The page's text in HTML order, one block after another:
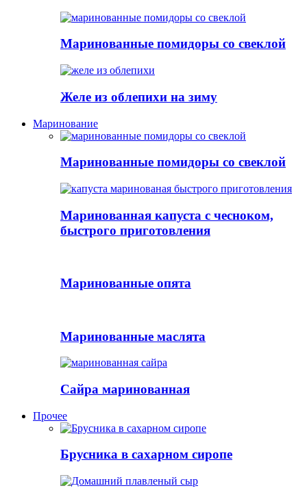
Маринованные помидоры со свеклой
Желе из облепихи на зиму
Маринование
Маринованные помидоры со свеклой
Маринованная капуста с чесноком,
быстрого приготовления
Маринованные опята
Маринованные маслята
Сайра маринованная
Прочее
Брусника в сахарном сиропе